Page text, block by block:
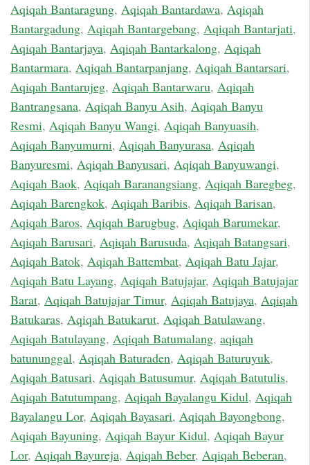
Aqiqah Bantaragung, Aqiqah Bantardawa, Aqiqah
Bantargadung, Aqiqah Bantargebang, Aqiqah Bantarjati,
Aqiqah Bantarjaya, Aqiqah Bantarkalong, Aqiqah
Bantarmara, Aqiqah Bantarpanjang, Aqiqah Bantarsari,
Aqiqah Bantarujeg, Aqiqah Bantarwaru, Aqiqah
Bantrangsana, Aqiqah Banyu Asih, Aqiqah Banyu
Resmi, Aqiqah Banyu Wangi, Aqiqah Banyuasih,
Aqiqah Banyumurni, Aqiqah Banyurasa, Aqiqah
Banyuresmi, Aqiqah Banyusari, Aqiqah Banyuwangi,
Aqiqah Baok, Aqiqah Baranangsiang, Aqiqah Baregbeg,
Aqiqah Barengkok, Aqiqah Baribis, Aqiqah Barisan,
Aqiqah Baros, Aqiqah Barugbug, Aqiqah Barumekar,
Aqiqah Barusari, Aqiqah Barusuda, Aqiqah Batangsari,
Aqiqah Batok, Aqiqah Battembat, Aqiqah Batu Jajar,
Aqiqah Batu Layang, Aqiqah Batujajar, Aqiqah Batujajar
Barat, Aqiqah Batujajar Timur, Aqiqah Batujaya, Aqiqah
Batukaras, Aqiqah Batukarut, Aqiqah Batulawang,
Aqiqah Batulayang, Aqiqah Batumalang, aqiqah
batununggal, Aqiqah Baturaden, Aqiqah Baturuyuk,
Aqiqah Batusari, Aqiqah Batusumur, Aqiqah Batutulis,
Aqiqah Batutumpang, Aqiqah Bayalangu Kidul, Aqiqah
Bayalangu Lor, Aqiqah Bayasari, Aqiqah Bayongbong,
Aqiqah Bayuning, Aqiqah Bayur Kidul, Aqiqah Bayur
Lor, Aqiqah Bayureja, Aqiqah Beber, Aqiqah Beberan,